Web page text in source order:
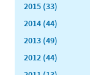
2015 (33)
2014 (44)
2013 (49)
2012 (44)